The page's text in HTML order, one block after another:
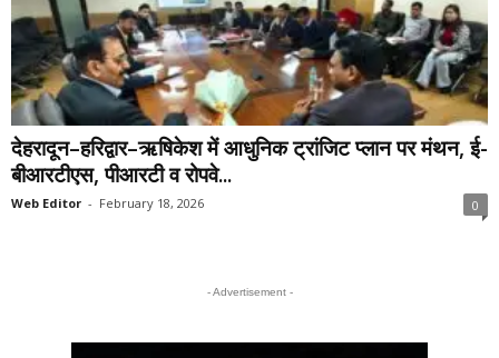
देहरादून–हरिद्वार–ऋषिकेश में आधुनिक ट्रांजिट प्लान पर मंथन, ई-
बीआरटीएस, पीआरटी व रोपवे...
Web Editor - February 18, 2026 0
- Advertisement -